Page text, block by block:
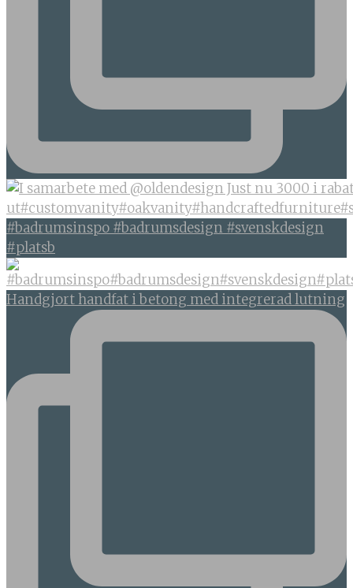
#badrumsinspo #badrumsdesign #svenskdesign
#platsb
Handgjort handfat i betong med integrerad lutning